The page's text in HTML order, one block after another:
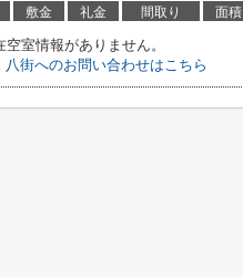
敷金 礼金 間取り 面積
空室情報がありません。
八街へのお問い合わせはこちら